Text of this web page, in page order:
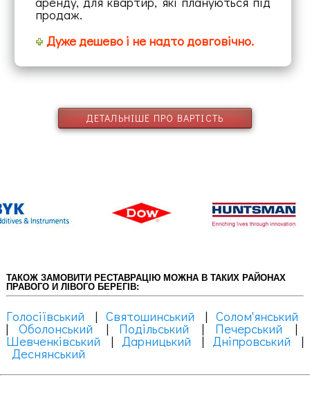
продаж.
Дуже дешево і не надто довговічно.
ДЕТАЛЬНІШЕ ПРО ВАРТІСТЬ
ТАКОЖ ЗАМОВИТИ РЕСТАВРАЦІЮ МОЖНА В ТАКИХ РАЙОНАХ
ПРАВОГО И ЛІВОГО БЕРЕГІВ:
Голосіївський | Святошинський |Солом'янський
|Оболонський | Подільський | Печерський |
Шевченківський | Дарницький | Дніпровський |
Деснянський